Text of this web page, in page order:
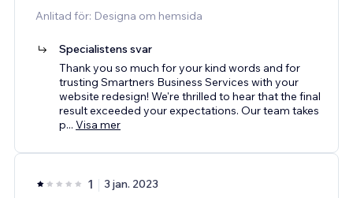
Anlitad för: Designa om hemsida
Specialistens svar
Thank you so much for your kind words and for
trusting Smartners Business Services with your
website redesign! We're thrilled to hear that the final
result exceeded your expectations. Our team takes
p... Visa mer
1 3 jan. 2023